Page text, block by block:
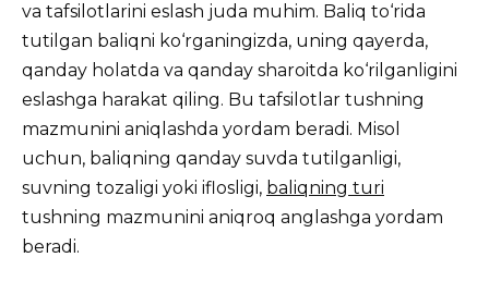
va tafsilotlarini eslash juda muhim. Baliq to‘rida
tutilgan baliqni ko‘rganingizda, uning qayerda,
qanday holatda va qanday sharoitda ko‘rilganligini
eslashga harakat qiling. Bu tafsilotlar tushning
mazmunini aniqlashda yordam beradi. Misol
uchun, baliqning qanday suvda tutilganligi,
suvning tozaligi yoki iflosligi, baliqning turi
tushning mazmunini aniqroq anglashga yordam
beradi.